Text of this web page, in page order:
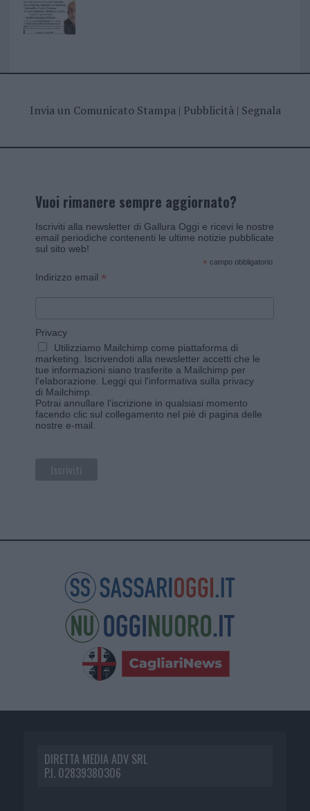
Invia un Comunicato Stampa| Pubblicità| Segnala
Vuoi rimanere sempre aggiornato?
Iscriviti alla newsletter di Gallura Oggi e ricevi le nostre
email periodiche contenenti le ultime notizie pubblicate
sul sito web!
* campo obbligatorio
Indirizzo email *
Privacy
Utilizziamo Mailchimp come piattaforma di
marketing. Iscrivendoti alla newsletter accetti che le
tue informazioni siano trasferite a Mailchimp per
l'elaborazione. Leggi qui l'informativa sulla privacy
di Mailchimp
Potrai annullare l'iscrizione in qualsiasi momento
facendo clic sul collegamento nel piè di pagina delle
nostre e-mail.
DIRETTA MEDIA ADV SRL
P.I. 02839380306